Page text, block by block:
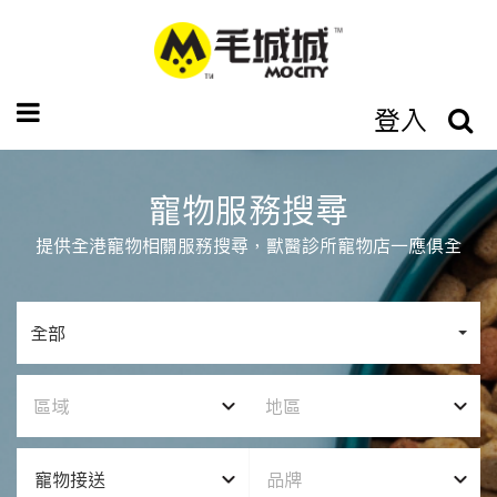
登入
寵物服務搜尋
提供全港寵物相關服務搜尋，獸醫診所寵物店一應俱全
全部
區域 地區
寵物接送 品牌